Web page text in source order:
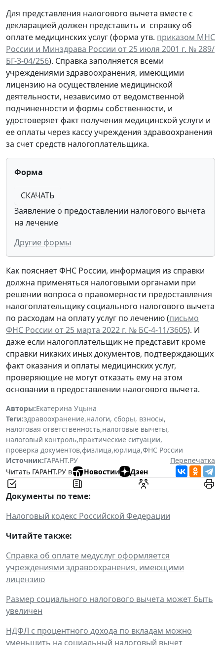
Для представления налогового вычета вместе с
декларацией должен представить и справку об
оплате медицинских услуг (форма утв. приказом МНС
России и Минздрава России от 25 июля 2001 г. № 289/
БГ-3-04/256). Справка заполняется всеми
учреждениями здравоохранения, имеющими
лицензию на осуществление медицинской
деятельности, независимо от ведомственной
подчиненности и формы собственности, и
удостоверяет факт получения медицинской услуги и
ее оплаты через кассу учреждения здравоохранения
за счет средств налогоплательщика.
Форма
СКАЧАТЬ
Заявление о предоставлении налогового вычета
на лечение
Другие формы
Как поясняет ФНС России, информация из справки
должна применяться налоговыми органами при
решении вопроса о правомерности предоставления
налогоплательщику социального налогового вычета
по расходам на оплату услуг по лечению (письмо
ФНС России от 25 марта 2022 г. № БС-4-11/3605). И
даже если налогоплательщик не представит кроме
справки никаких иных документов, подтверждающих
факт оказания и оплаты медицинских услуг,
проверяющие не могут отказать ему на этом
основании в предоставлении налогового вычета.
Авторы:Екатерина Уцына
Теги:здравоохранение,налоги, сборы, взносы,
налоговая ответственность,налоговые вычеты,
налоговый контроль,практические ситуации,
проверка документов,физлица,юрлица,ФНС России
Источник:ГАРАНТ.РУ
Перепечатка
Читать ГАРАНТ.РУ в
Новостии Дзен
Документы по теме:
Налоговый кодекс Российской Федерации
Читайте также:
Справка об оплате медуслуг оформляется
учреждениями здравоохранения, имеющими
лицензию
Размер социального налогового вычета может быть
увеличен
НДФЛ с процентного дохода по вкладам можно
уменьшить на социальный налоговый вычет